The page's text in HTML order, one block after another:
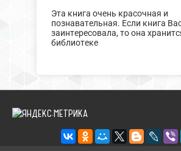
Эта книга очень красочная и
познавательная. Если книга
заинтересовала, то она
библиотеке